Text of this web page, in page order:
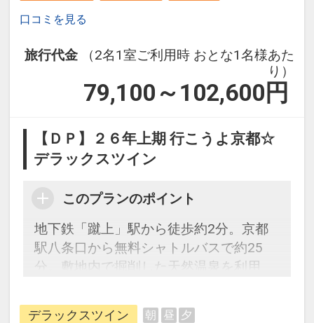
口コミを見る
旅行代金
（2名1室ご利用時 おとな1名様あた
り）
79,100～102,600 円
【ＤＰ】２６年上期 行こうよ京都☆
デラックスツイン
このプランのポイント
地下鉄「蹴上」駅から徒歩約2分。京都
駅八条口から無料シャトルバスで約25
分。敷地内で掘削した天然温泉を利用
のスパ「華頂」が誕生。
デラックスツイン 朝 昼 夕